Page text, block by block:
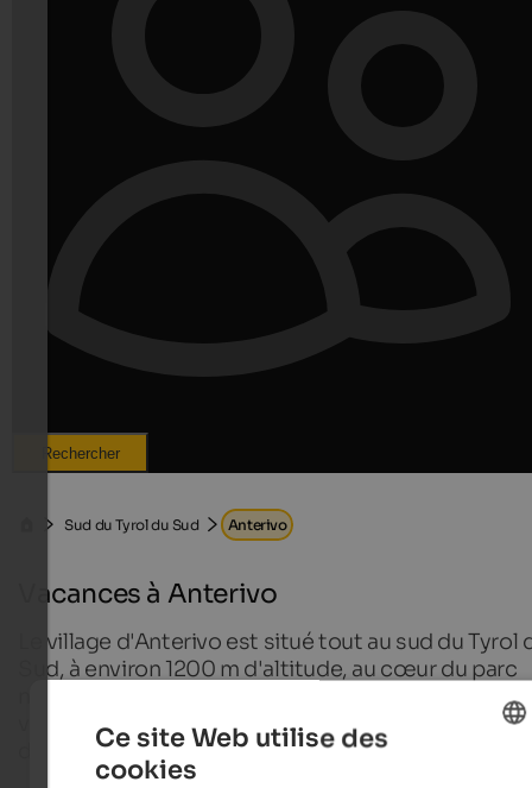
Rechercher
Sud du Tyrol du Sud Anterivo
Vacances à Anterivo
Le village d'Anterivo est situé tout au sud du Tyrol
Sud, à environ 1200 m d'altitude, au cœur du parc
naturel du Monte Corno. Ce village paisible offre
vacances pleines de calme et d'authenticité, tout
de la nature et - malgré l'altitude - un climat doux.
Ce site Web utilise des
cookies